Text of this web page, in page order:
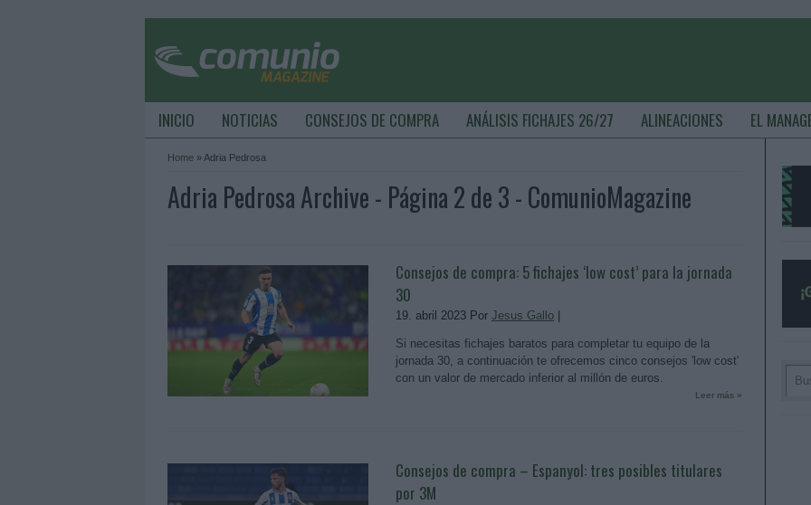
INICIO NOTICIAS CONSEJOS DE COMPRA ANÁLISIS FICHAJES 26/27 ALINEACIONES EL
Home » Adria Pedrosa
Adria Pedrosa Archive - Página 2 de 3 - ComunioMagazine
Consejos de compra: 5 fichajes ‘low cost’ para la jornada
30
19. abril 2023 Por Jesus Gallo
Si necesitas fichajes baratos para completar tu equipo de la
jornada 30, a continuación te ofrecemos cinco consejos 'low cost'
con un valor de mercado inferior al millón de euros.
Leer más »
Consejos de compra – Espanyol: tres posibles titulares
por 3M